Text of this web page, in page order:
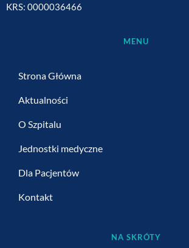
KRS: 0000036466
MENU
Strona Główna
Aktualności
O Szpitalu
Jednostki medyczne
Dla Pacjentów
Kontakt
NA SKRÓTY